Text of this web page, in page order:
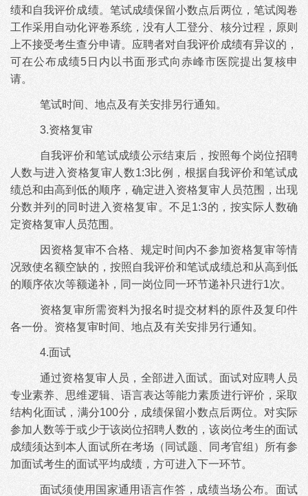
绩和自我评价成绩。笔试成绩保留小数点后两位，笔试阅卷
工作采用自动化评卷系统，没有人工登分、核分过程，原则
上不接受考生查分申请。应聘者对自我评价成绩有异议的，
可在公布成绩5日内以书面形式向赤峰市医院提出复核申
请。
笔试时间、地点及有关安排另行通知。
3.资格复审
自我评价和笔试成绩公示结束后，按照每个岗位招聘
人数与进入资格复审人数1:3比例，根据自我评价和笔试成
绩总和由高到低的顺序，确定进入资格复审人员范围，出现
分数并列的同时进入资格复审。不足1:3的，按实际人数确
定资格复审人员范围。
因资格复审不合格、规定时间内不参加资格复审等情
况致使名额空缺的，按照自我评价和笔试成绩总和从高到低
的顺序依次等额递补，同一岗位同一环节递补只进行1次。
资格复审所需资料为报名时提交材料的原件及复印件
各一份。资格复审时间、地点及有关安排另行通知。
4.面试
通过资格复审人员，全部进入面试。面试对应聘人员
专业素养、思维逻辑、语言表达等能力素质进行评价，采取
结构化面试，满分100分，成绩保留小数点后两位。对实际
参加人数等于或少于该岗位招聘人数的，该岗位考生的面试
成绩须达到本人面试所在考场（同试题、同考官组）所有参
加面试考生的面试平均成绩，方可进入下一环节。
面试须使用国家通用语言作答，成绩当场公布。面试